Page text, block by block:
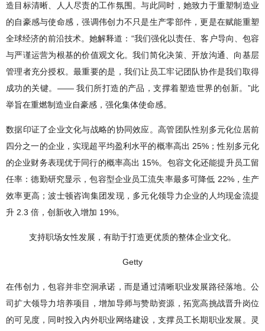
造目标清晰、人人尽责的工作氛围。与此同时，她致力于重塑制造业
的自豪感与使命感，强调伟创力不只是生产零部件，更是在赋能重塑
全球经济的前沿技术。她解释道：“我们强化以责任、客户导向、包容
与严谨运营为根基的价值观文化。我们简化决策、开放沟通、向基层
管理者充分授权。最重要的是，我们让员工牢记团队协作是我们取得
成功的关键。—— 我们所打造的产品，支撑着塑造世界的创新。”此
举旨在重燃制造业自豪感，强化集体使命感。
数据印证了企业文化与战略的协同效应。高管团队性别多元化位居前
四分之一的企业，实现超平均盈利水平的概率高出 25%；性别多元化
的企业财务表现优于同行的概率高出 15%。包容文化还能提升员工留
任率：德勤研究显示，包容型企业员工流失率最多可降低 22%，生产
效率更高；波士顿咨询集团发现，多元化领导力企业的人均现金流提
升 2.3 倍，创新收入增加 19%。
支持职场女性发展，有助于打造更优质的整体企业文化。
Getty
在伟创力，包容并非空洞承诺，而是通过清晰职业发展路径落地。公
司扩大领导力培养项目，增加导师与赞助资源，拓宽高挑战晋升岗位
的可见度，同时投入内外职业网络建设，支撑员工长期职业发展。灵